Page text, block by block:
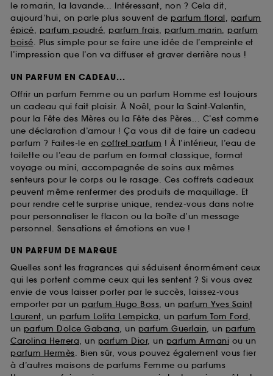
le romarin, la lavande... Intéressant, non ? Cela dit,
aujourd’hui, on parle plus souvent de parfum floral, parfum
épicé, parfum poudré, parfum frais, parfum marin, parfum
boisé. Plus simple pour se faire une idée de l’empreinte et
l’impression que l’on va diffuser et graver derrière nous !
UN PARFUM EN CADEAU...
Offrir un parfum Femme ou un parfum Homme est toujours
un cadeau qui fait plaisir. À Noël, pour la Saint-Valentin,
pour la Fête des Mères ou la Fête des Pères... C’est comme
une déclaration d’amour ! Ça vous dit de faire un cadeau
parfum ? Faites-le en coffret parfum ! À l’intérieur, l’eau de
toilette ou l’eau de parfum en format classique, format
voyage ou mini, accompagnée de soins aux mêmes
senteurs pour le corps ou le rasage. Ces coffrets cadeaux
peuvent même renfermer des produits de maquillage. Et
pour rendre cette surprise unique, rendez-vous dans notre
pour personnaliser le flacon ou la boîte d’un message
personnel. Sensations et émotions en vue !
UN PARFUM DE MARQUE
Quelles sont les fragrances qui séduisent énormément ceux
qui les portent comme ceux qui les sentent ? Si vous avez
envie de vous laisser porter par le succès, laissez-vous
emporter par un parfum Hugo Boss, un parfum Yves Saint
Laurent, un parfum Lolita Lempicka, un parfum Tom Ford,
un parfum Dolce Gabana, un parfum Guerlain, un parfum
Carolina Herrera, un parfum Dior, un parfum Armani ou un
parfum Hermès. Bien sûr, vous pouvez également vous fier
à d’autres maisons de parfums Femme ou parfums